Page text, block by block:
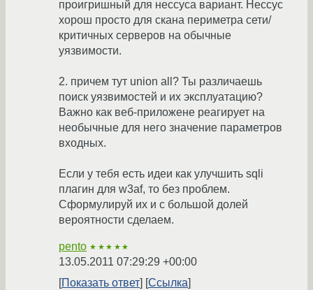
проигришный для нессуса вариант. Нессус
хорош просто для скана периметра сети/
критичных серверов на обычные
уязвимости.
2. причем тут union all? Ты различаешь
поиск уязвимостей и их эксплуатацию?
Важно как веб-приложене реагирует на
необычные для него значение параметров
входных.
Если у тебя есть идеи как улучшить sqli
плагин для w3af, то без проблем.
Сформулируй их и с большой долей
вероятности сделаем.
pento ★★★★★
13.05.2011 07:29:29 +00:00
Показать ответ
Ссылка